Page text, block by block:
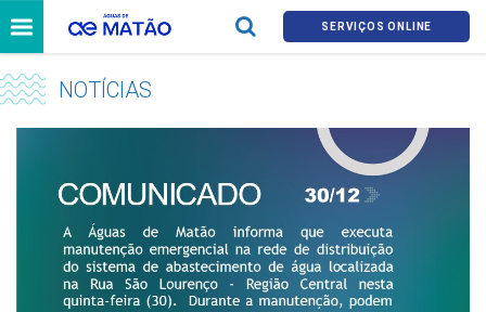
SERVIÇOS ONLINE
NOTÍCIAS